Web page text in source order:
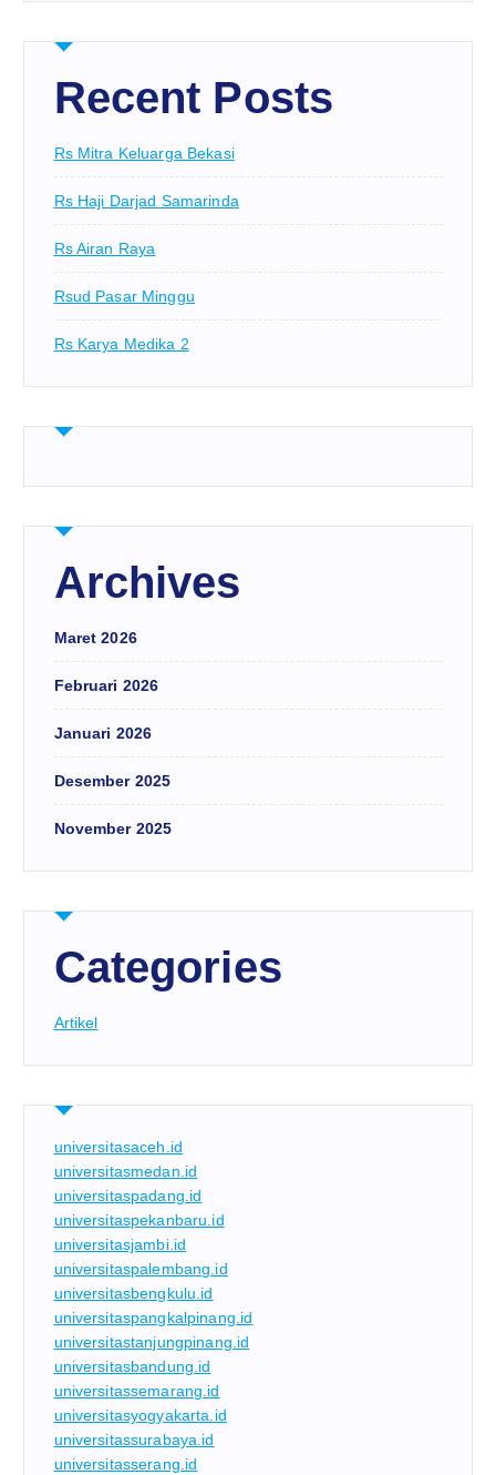
Recent Posts
Rs Mitra Keluarga Bekasi
Rs Haji Darjad Samarinda
Rs Airan Raya
Rsud Pasar Minggu
Rs Karya Medika 2
Archives
Maret 2026
Februari 2026
Januari 2026
Desember 2025
November 2025
Categories
Artikel
universitasaceh.id
universitasmedan.id
universitaspadang.id
universitaspekanbaru.id
universitasjambi.id
universitaspalembang.id
universitasbengkulu.id
universitaspangkalpinang.id
universitastanjungpinang.id
universitasbandung.id
universitassemarang.id
universitasyogyakarta.id
universitassurabaya.id
universitasserang.id